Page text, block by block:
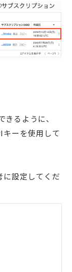
るように、
キーを使用して
に設定してくだ